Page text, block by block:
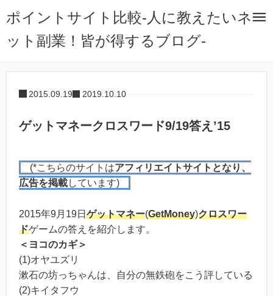
ポイントサイト比較-人に教えたいネ
ット副業！皆が得するブログ-
2015.09.19 2019.10.10
ゲットマネークロスワード9/19答え’15
(*こちらのサイトはアフィリエイトサイトとなり、
広告を掲載しています)
2015年9月19日 ゲットマネー(GetMoney)クロスワー
ドゲームの答えを紹介します。
＜ヨコのカギ＞
(1)オヤユズリ
漱石の坊っちゃんは、自分の無鉄砲をこう評している
(2)キイタフウ